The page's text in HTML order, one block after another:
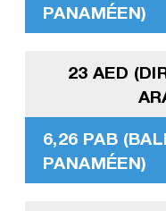
PANAMÉEN)
23 AED
6,26 PAB
PANAMÉEN)